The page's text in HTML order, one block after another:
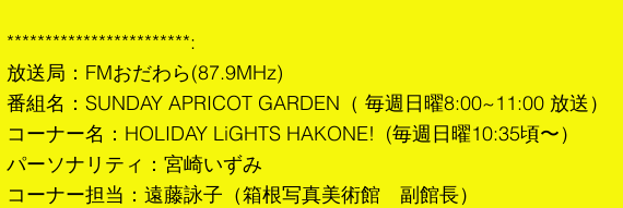
************************:
放送局：FMおだわら(87.9MHz)
番組名：SUNDAY APRICOT GARDEN（ 毎週日曜8:00~11:00 放送）
コーナー名：HOLIDAY LiGHTS HAKONE! (毎週日曜10:35頃〜）
パーソナリティ：宮崎いずみ
コーナー担当：遠藤詠子（箱根写真美術館 副館長）